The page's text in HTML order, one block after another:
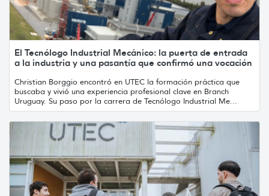
El Tecnólogo Industrial Mecánico: la puerta de entrada
a la industria y una pasantía que confirmó una vocación
Christian Borggio encontró en UTEC la formación práctica que
buscaba y vivió una experiencia profesional clave en Branch
Uruguay. Su paso por la carrera de Tecnólogo Industrial Me...